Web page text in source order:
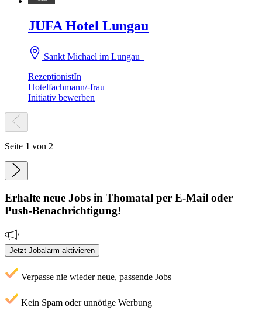
JUFA Hotel Lungau
Sankt Michael im Lungau
RezeptionistIn
Hotelfachmann/-frau
Initiativ bewerben
Seite 1 von 2
Erhalte neue Jobs in Thomatal per E-Mail oder
Push-Benachrichtigung!
Jetzt Jobalarm aktivieren
Verpasse nie wieder neue, passende Jobs
Kein Spam oder unnötige Werbung